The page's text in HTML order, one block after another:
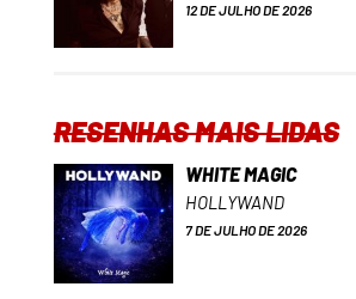
12 DE JULHO DE 2026
RESENHAS MAIS LIDAS
WHITE MAGIC
HOLLYWAND
7 DE JULHO DE 2026